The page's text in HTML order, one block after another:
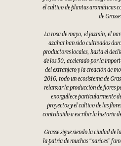
el cultivo de plantas aromáticas
de Grasse.
La rosa de mayo, el jazmín, el
azahar han sido cultivados
productores locales, hasta el
de los 50, acelerado por la
del extranjero y la creación de
2016, todo un ecosistema de
relanzar la producción de flores
enorgullece particularmente
proyectos y el cultivo de las
contribuido a escribir la historia
Grasse sigue siendo la ciudad
la patria de muchas “narices”